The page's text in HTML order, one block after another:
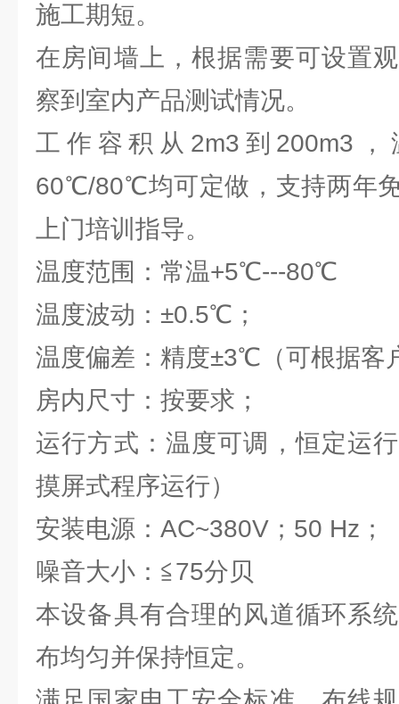
施工期短。
在房间墙上，根据需要可设置
察到室内产品测试情况。
工作容积从2m3到200m3
60℃/80℃均可定做，支持两年
上门培训指导。
温度范围：常温+5℃---80℃
温度波动：±0.5℃；
温度偏差：精度±3℃（可根据客
房内尺寸：按要求；
运行方式：温度可调，恒定运
摸屏式程序运行）
安装电源：AC~380V；50 Hz；
噪音大小：≦75分贝
本设备具有合理的风道循环系
布均匀并保持恒定。